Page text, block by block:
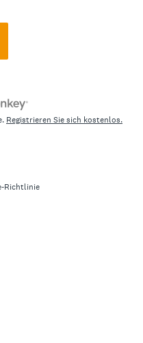
Registrieren Sie sich kostenlos.
Richtlinie